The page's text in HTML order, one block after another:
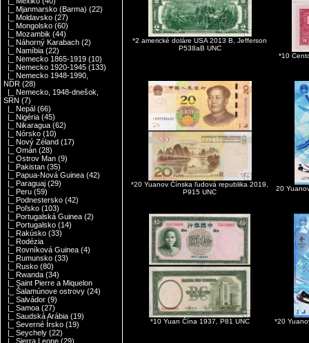
|_ Mjanmarsko (Barma) (22)
|_ Moldavsko (27)
|_ Mongolsko (60)
|_ Mozambik (44)
|_ Náhorný Karabach (2)
|_ Namíbia (22)
|_ Nemecko 1865-1919 (10)
|_ Nemecko 1920-1945 (133)
|_ Nemecko 1948-1990,
NDR (28)
|_ Nemecko, 1948-dnešok,
SRN (7)
|_ Nepál (66)
|_ Nigéria (45)
|_ Nikaragua (62)
|_ Nórsko (10)
|_ Nový Zéland (17)
|_ Omán (28)
|_ Ostrov Man (9)
|_ Pakistan (35)
|_ Papua-Nová Guinea (42)
|_ Paraguaj (29)
|_ Peru (59)
|_ Podnestersko (42)
|_ Poľsko (103)
|_ Portugalská Guinea (2)
|_ Portugalsko (14)
|_ Rakúsko (33)
|_ Rodézia
|_ Rovníková Guinea (4)
|_ Rumunsko (33)
|_ Rusko (80)
|_ Rwanda (34)
|_ Saint Pierre a Miquelon
|_ Šalamúnove ostrovy (24)
|_ Salvádor (9)
|_ Samoa (27)
|_ Saudská Arábia (19)
|_ Severné Írsko (19)
|_ Seychely (22)
|_ Sierra Leone (29)
*2 americké doláre USA 2013 B, Jefferson
P538aB UNC
*10
*20 Yuanov Čínska ľudová republika 2019,
P915 UNC
20
*10 Yuan Čína 1937, P81 UNC *20